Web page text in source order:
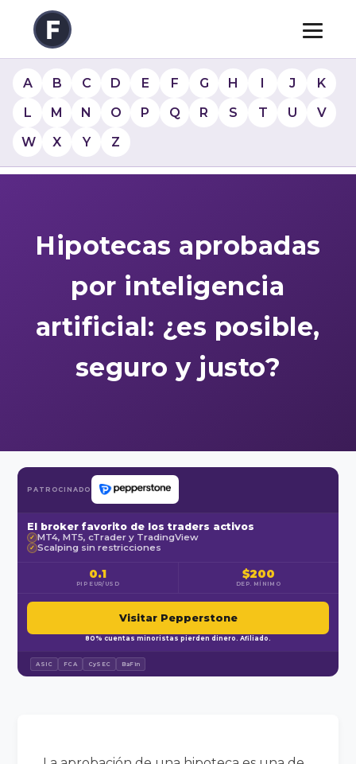
A B C D E F G H I J
K
L
M N O P Q R S T U
V
W
X Y Z
Hipotecas aprobadas
por inteligencia
artificial: ¿es posible,
seguro y justo?
PATROCINADO
El broker favorito de los traders activos
✓ MT4, MT5, cTrader y TradingView
✓ Scalping sin restricciones
0.1
PIP EUR/USD
$200
DEP. MÍNIMO
Visitar Pepperstone
80% cuentas minoristas pierden dinero. Afiliado.
ASIC FCA CySEC BaFin